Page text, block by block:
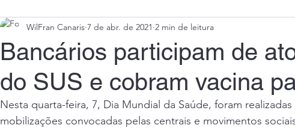
Bancários participam de
do SUS e cobram vacina
WilFran Canaris 7 de abr. de 2021 2 min de leitura
Nesta quarta-feira, 7, Dia Mundial da Saúde, foram
mobilizações convocadas pelas centrais e movimentos